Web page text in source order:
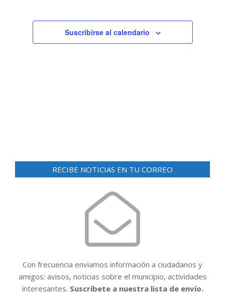
g
a
v
i
i
a
t
o
Suscribirse al calendario
RECIBE NOTICIAS EN TU CORREO
Con frecuencia enviamos información a ciudadanos y
amigos: avisos, noticias sobre el municipio, actividades
interesantes. Suscríbete a nuestra lista de envío.